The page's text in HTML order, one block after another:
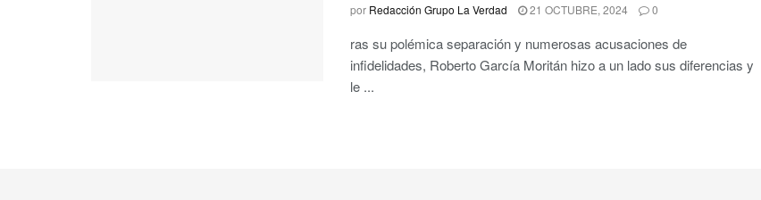
por Redacción Grupo La Verdad 21 OCTUBRE, 2024 0
ras su polémica separación y numerosas acusaciones de
infidelidades, Roberto García Moritán hizo a un lado sus diferencias y
le ...